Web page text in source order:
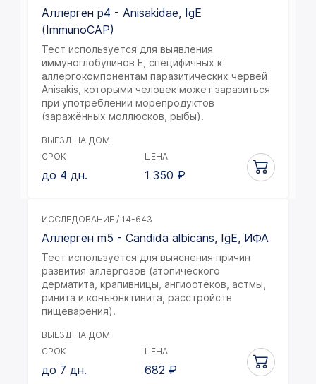
Аллерген p4 - Anisakidae, IgE
(ImmunoCAP)
Тест используется для выявления
иммуноглобулинов Е, специфичных к
аллергокомпонентам паразитических червей
Anisakis, которыми человек может заразиться
при употреблении морепродуктов
(заражённых моллюсков, рыбы).
ВЫЕЗД НА ДОМ
СРОК
до 4 дн.
ЦЕНА
1 350 ₽
ИССЛЕДОВАНИЕ / 14-643
Аллерген m5 - Candida albicans, IgE, ИФА
Тест используется для выяснения причин
развития аллергозов (атопического
дерматита, крапивницы, ангиоотёков, астмы,
ринита и конъюнктивита, расстройств
пищеварения).
ВЫЕЗД НА ДОМ
СРОК
до 7 дн.
ЦЕНА
682 ₽